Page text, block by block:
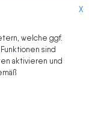
X
welche ggf.
sind
aktivieren und